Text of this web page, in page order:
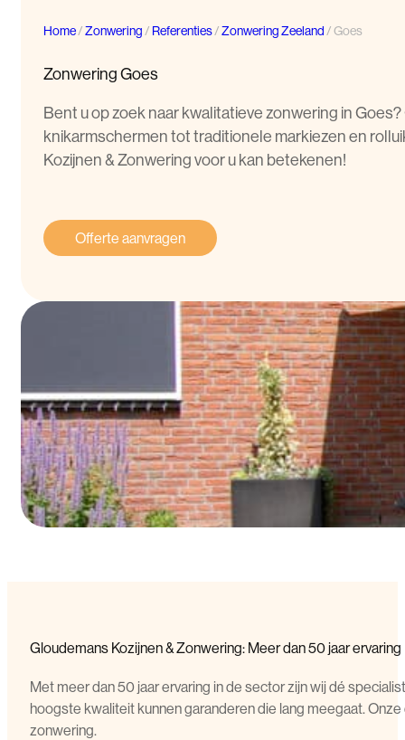
Home/Zonwering/ Referenties/Zonwering Zeeland/Goes
Zonwering Goes
Bent u op zoek naar kwalitatieve zonwering in
knikarmschermen tot traditionele markiezen en
Kozijnen & Zonwering voor u kan betekenen!
Offerte aanvragen
Gloudemans Kozijnen & Zonwering: Meer dan 50 jaar ervaring
Met meer dan 50 jaar ervaring in de sector zijn wij dé
hoogste kwaliteit kunnen garanderen die lang meegaat.
zonwering.